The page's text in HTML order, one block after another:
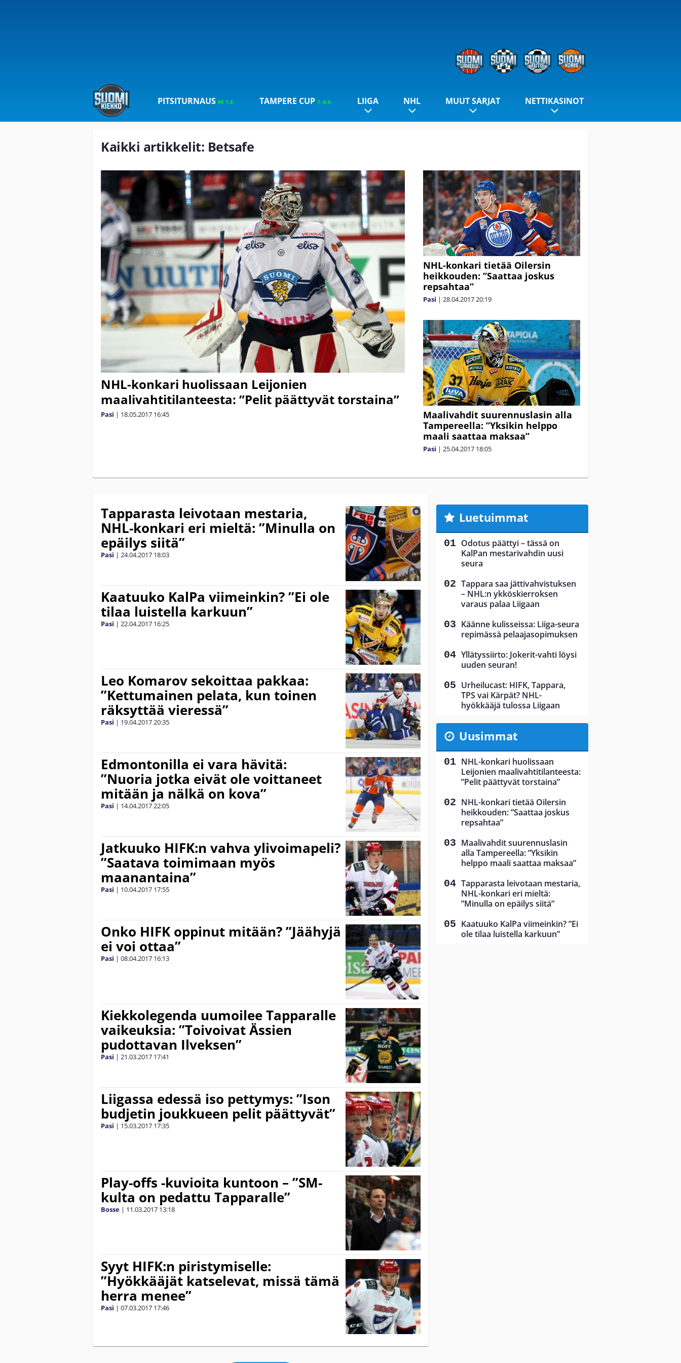
PITSITURNAUS PE 7.8. TAMPERE CUP 7.-8.8. LIIGA NHL MUUT SARJAT NETTIKASINOT
Kaikki artikkelit: Betsafe
NHL-konkari huolissaan Leijonien
maalivahtitilanteesta: ”Pelit päättyvät torstaina”
Pasi | 18.05.2017 16:45
NHL-konkari tietää Oilersin
heikkouden: ”Saattaa joskus
repsahtaa”
Pasi | 28.04.201720:19
Maalivahdit suurennuslasin alla
Tampereella: ”Yksikin helppo
maali saattaa maksaa”
Pasi | 25.04.2017 18:05
Tapparasta leivotaan mestaria,
NHL-konkari eri mieltä: ”Minulla on
epäilys siitä”
Pasi | 24.04.2017 18:03
Kaatuuko KalPa viimeinkin? ”Ei ole
tilaa luistella karkuun”
Pasi | 22.04.2017 16:25
Leo Komarov sekoittaa pakkaa:
”Kettumainen pelata, kun toinen
räksyttää vieressä”
Pasi | 19.04.201720:35
Edmontonilla ei vara hävitä:
”Nuoria jotka eivät ole voittaneet
mitään ja nälkä on kova”
Pasi | 14.04.201722:05
Jatkuuko HIFK:n vahva ylivoimapeli?
”Saatava toimimaan myös
maanantaina”
Pasi | 10.04.2017 17:55
Onko HIFK oppinut mitään? ”Jäähyjä
ei voi ottaa”
Pasi | 08.04.2017 16:13
Kiekkolegenda uumoilee Tapparalle
vaikeuksia: ”Toivoivat Ässien
pudottavan Ilveksen”
Pasi | 21.03.2017 17:41
Liigassa edessä iso pettymys: ”Ison
budjetin joukkueen pelit päättyvät”
Pasi | 15.03.2017 17:35
Play-offs -kuvioita kuntoon – ”SM-
kulta on pedattu Tapparalle”
Bosse | 11.03.2017 13:18
Syyt HIFK:n piristymiselle:
”Hyökkääjät katselevat, missä tämä
herra menee”
Pasi | 07.03.2017 17:46
Luetuimmat
Odotus päättyi – tässä on
KalPan mestarivahdin uusi
seura
Tappara saa jättivahvistuksen
– NHL:n ykköskierroksen
varaus palaa Liigaan
Käänne kulisseissa: Liiga-seura
repimässä pelaajasopimuksen
Yllätyssiirto: Jokerit-vahti löysi
uuden seuran!
Urheilucast: HIFK, Tappara,
TPS vai Kärpät? NHL-
hyökkääjä tulossa Liigaan
Uusimmat
NHL-konkari huolissaan
Leijonien maalivahtitilanteesta:
”Pelit päättyvät torstaina”
NHL-konkari tietää Oilersin
heikkouden: ”Saattaa joskus
repsahtaa”
Maalivahdit suurennuslasin
alla Tampereella: ”Yksikin
helppo maali saattaa maksaa”
Tapparasta leivotaan mestaria,
NHL-konkari eri mieltä:
”Minulla on epäilys siitä”
Kaatuuko KalPa viimeinkin? ”Ei
ole tilaa luistella karkuun”